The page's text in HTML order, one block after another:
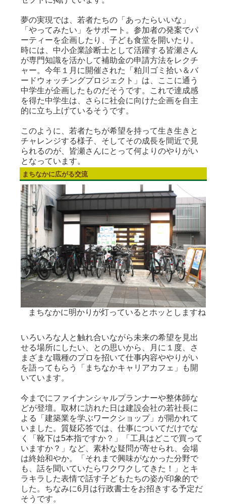
夢の実現では、若者たちの「あったらいいな」
「やってみたい」をサポート。参加者の発案でパ
ーティーを企画したり、子ども食堂を開いたり。
時には、中小企業診断士として活躍する皆瀬さん
が専門知識を活かして補助金の申請方法をレクチ
ャー。今年１月に開催された「粕川ゴミ拾い＆バ
ードウォッチングプロジェクト」は、ここに通う
中学生が企画したものだそうです。これで達成感
を得た中学生は、さらに社会に向けた企画を自主
的に立ち上げているそうです。
このように、若者たちが希望を持って生き生きと
チャレンジする様子、そしてその成長を間近で見
られるのが、皆瀬さんにとって何よりのやりがい
となっています。
まちなかに広がる交流
まちなかに明かりが灯っているとホッとしますね
いろいろな人と触れ合いながら未来の希望を見出
せる場所にしたい、との思いから、月に１度、さ
まざまな職種のプロを招いて仕事内容ややりがい
を語ってもらう「まちなかキャリアカフェ」も開
いています。
今までにファイナンシャルプランナーや整体師な
どが登壇。取材に訪れた日は建設会社の若社長に
よる「建築業を学ぶワークショップ」が開かれて
いました。質疑応答では、仕事についてだけでな
く「靴下は5本指ですか？」「工具はどこで買って
いますか？」など、素朴な疑問が寄せられ、会場
は終始和やか。「それまで興味がなかった分野で
も、話を聞いていたらワクワクしてきた！」とキ
ラキラした表情で話す子どもたちの姿が印象的で
した。ちなみに6月は行政書士をお招きする予定だ
そうです。